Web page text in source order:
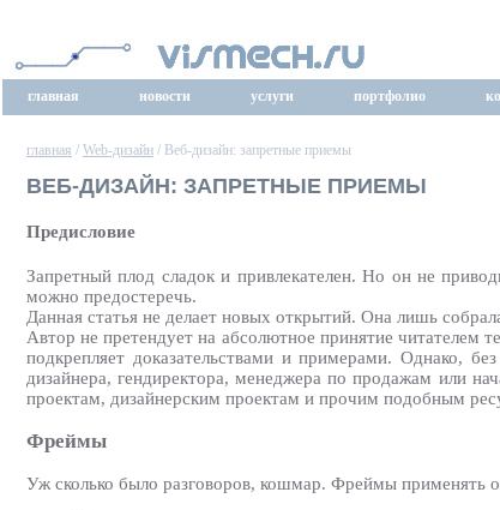
главная новости услуги портфолио
главная / Web-дизайн / Веб-дизайн: запретные приемы
ВЕБ-ДИЗАЙН: ЗАПРЕТНЫЕ ПРИЕМЫ
Предисловие
Запретный плод сладок и привлекателен. Но он не
можно предостеречь.
Данная статья не делает новых открытий. Она лишь
Автор не претендует на абсолютное принятие читателем
подкрепляет доказательствами и примерами. Однако,
дизайнера, гендиректора, менеджера по продажам или
проектам, дизайнерским проектам и прочим подобным
Фреймы
Уж сколько было разговоров, кошмар. Фреймы применять